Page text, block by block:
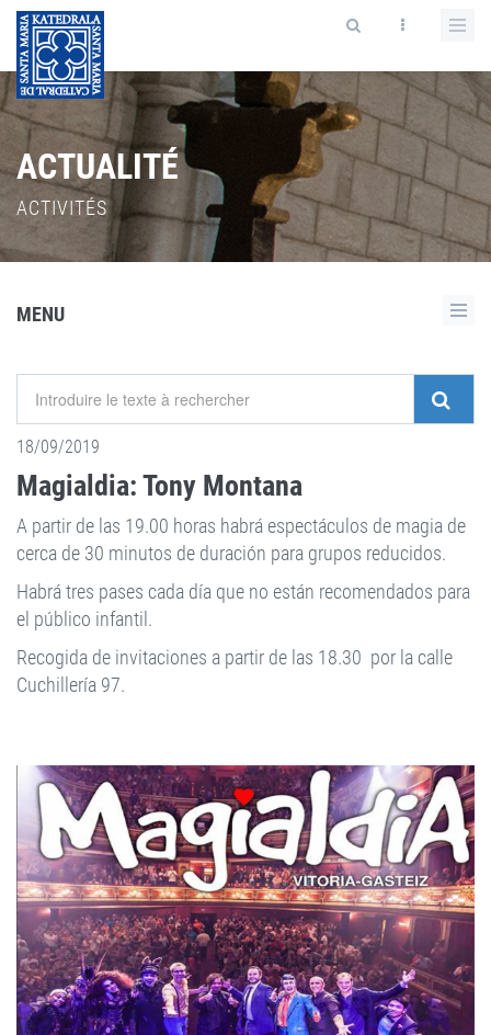
ACTUALITÉ
ACTIVITÉS
MENU
18/09/2019
Magialdia: Tony Montana
A partir de las 19.00 horas habrá espectáculos de magia de
cerca de 30 minutos de duración para grupos reducidos.
Habrá tres pases cada día que no están recomendados para
el público infantil.
Recogida de invitaciones a partir de las 18.30 por la calle
Cuchillería 97.